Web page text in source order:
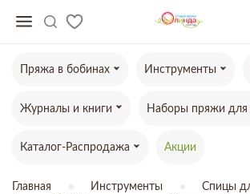
Пряжа в бобинах Инструменты
Журналы и книги Наборы пряжи для
Каталог-Распродажа Акции
Главная Инструменты
Спицы